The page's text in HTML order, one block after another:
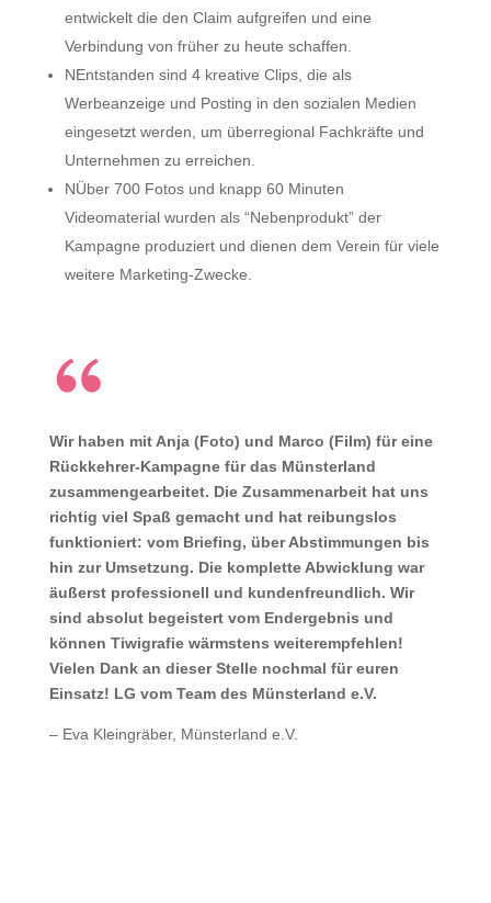
entwickelt die den Claim aufgreifen und eine
Verbindung von früher zu heute schaffen.
NEntstanden sind 4 kreative Clips, die als
Werbeanzeige und Posting in den sozialen Medien
eingesetzt werden, um überregional Fachkräfte und
Unternehmen zu erreichen.
NÜber 700 Fotos und knapp 60 Minuten
Videomaterial wurden als “Nebenprodukt” der
Kampagne produziert und dienen dem Verein für viele
weitere Marketing-Zwecke.
Wir haben mit Anja (Foto) und Marco (Film) für eine
Rückkehrer-Kampagne für das Münsterland
zusammengearbeitet. Die Zusammenarbeit hat uns
richtig viel Spaß gemacht und hat reibungslos
funktioniert: vom Briefing, über Abstimmungen bis
hin zur Umsetzung. Die komplette Abwicklung war
äußerst professionell und kundenfreundlich. Wir
sind absolut begeistert vom Endergebnis und
können Tiwigrafie wärmstens weiterempfehlen!
Vielen Dank an dieser Stelle nochmal für euren
Einsatz! LG vom Team des Münsterland e.V.
– Eva Kleingräber, Münsterland e.V.